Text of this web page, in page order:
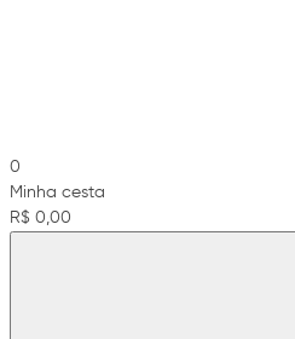
0
Minha cesta
R$ 0,00